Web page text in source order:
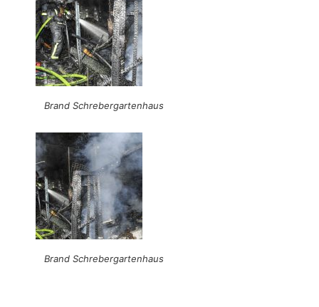
Brand Schrebergartenhaus
Brand Schrebergartenhaus